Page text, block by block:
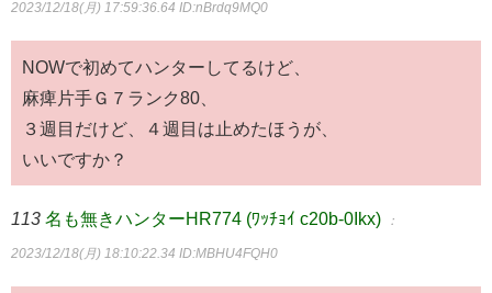
2023/12/18(月) 17:59:36.64 ID:nBrdq9MQ0
NOWで初めてハンターしてるけど、
麻痺片手Ｇ７ランク80、
３週目だけど、４週目は止めたほうが、
いいですか？
113 名も無きハンターHR774 (ﾜｯﾁｮｲ c20b-0Ikx) ：
2023/12/18(月) 18:10:22.34 ID:MBHU4FQH0